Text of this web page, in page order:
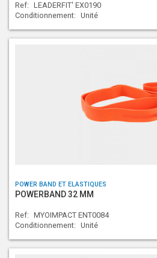
Ref: LEADERFIT' EX0190
Conditionnement: Unité
POWER BAND ET ELASTIQUES
POWERBAND 32 MM
Ref: MYOIMPACT ENT0084
Conditionnement: Unité